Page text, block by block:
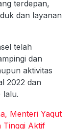
terdepan,
dan layanan
telah
dan
aktivitas
2022 dan
lalu.
Menteri Yaqut
Tinggi Aktif